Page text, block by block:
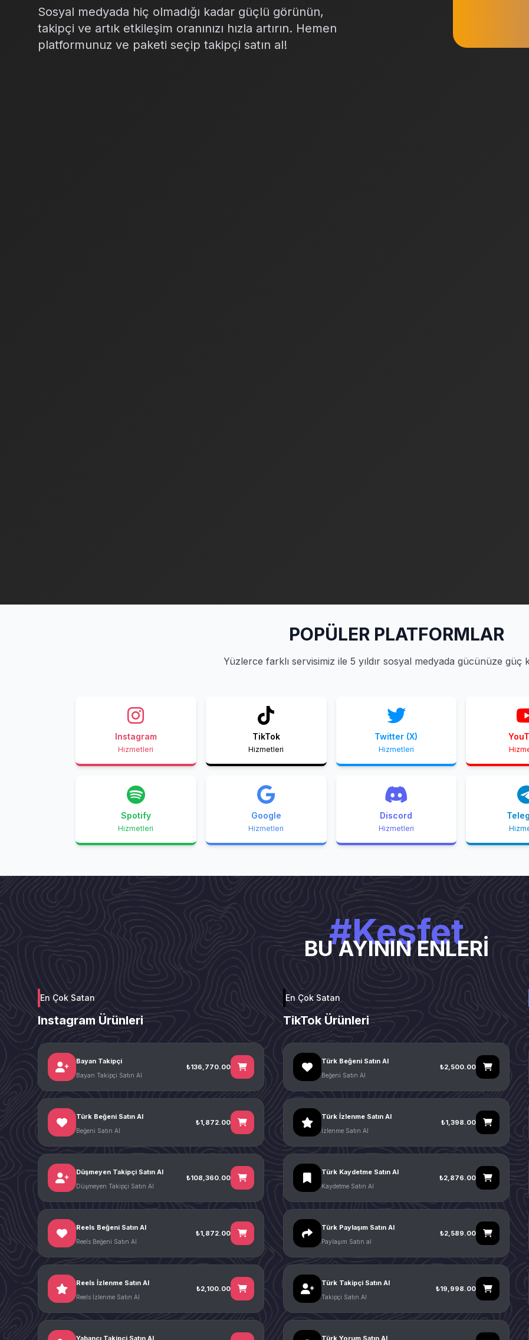
Sosyal medyada hiç olmadığı kadar güçlü görünün,
takipçi ve artık etkileşim oranınızı hızla artırın. Hemen
platformunuz ve paketi seçip takipçi satın al!
POPÜLER PLATFORMLAR
Yüzlerce farklı servisimiz ile 5 yıldır sosyal medyada gücünüze güç
Instagram
Hizmetleri
TikTok
Hizmetleri
Twitter (X)
Hizmetleri
Spotify
Hizmetleri
Google
Hizmetleri
Discord
Hizmetleri
#Keşfet
BU AYININ ENLERİ
En Çok Satan
Instagram Ürünleri
Bayan Takipçi
Bayan Takipçi Satın Al
₺136,770.00
Türk Beğeni Satın Al
Beğeni Satın Al
₺1,872.00
Düşmeyen Takipçi Satın Al
Düşmeyen Takipçi Satın Al
₺108,360.00
Reels Beğeni Satın Al
Reels Beğeni Satın Al
₺1,872.00
Reels İzlenme Satın Al
Reels İzlenme Satın Al
₺2,100.00
En Çok Satan
TikTok Ürünleri
Türk Beğeni Satın Al
Beğeni Satın Al
₺2,500.00
Türk İzlenme Satın Al
İzlenme Satın Al
₺1,398.00
Türk Kaydetme Satın Al
Kaydetme Satın Al
₺2,876.00
Türk Paylaşım Satın Al
Paylaşım Satın al
₺2,589.00
Türk Takipçi Satın Al
Takipçi Satın Al
₺19,998.00